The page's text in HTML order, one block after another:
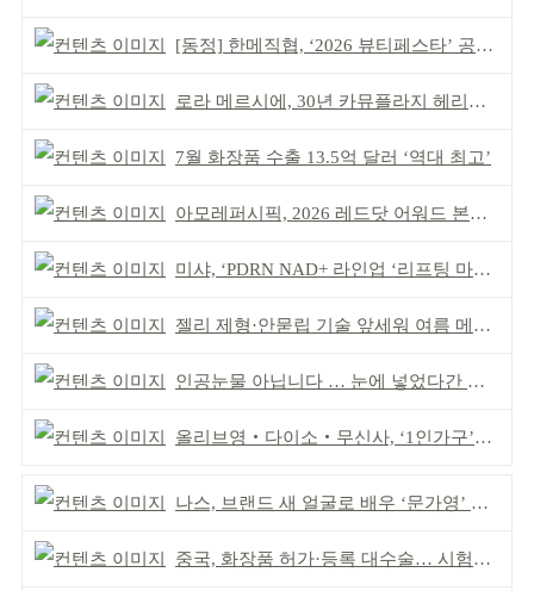
[동정] 한메직협, ‘2026 뷰티페스타’ 공동 주최
로라 메르시에, 30년 카뮤플라지 헤리티지 담아
7월 화장품 수출 13.5억 달러 ‘역대 최고’
아모레퍼시픽, 2026 레드닷 어워드 본상 2개 수상
미샤, ‘PDRN NAD+ 라인업 ‘리프팅 마스크’ 출시
젤리 제형·안묻립 기술 앞세워 여름 메이크업 시장 공략
인공눈물 아닙니다 … 눈에 넣었다간 각막 손상
올리브영‧다이소‧무신사, ‘1인가구’가 이끈다
나스, 브랜드 새 얼굴로 배우 ‘문가영’ 발탁
중국, 화장품 허가·등록 대수술… 시험자료 공용 허용